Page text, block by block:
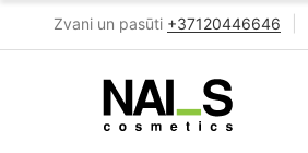
Zvani un pasūti +37120446646